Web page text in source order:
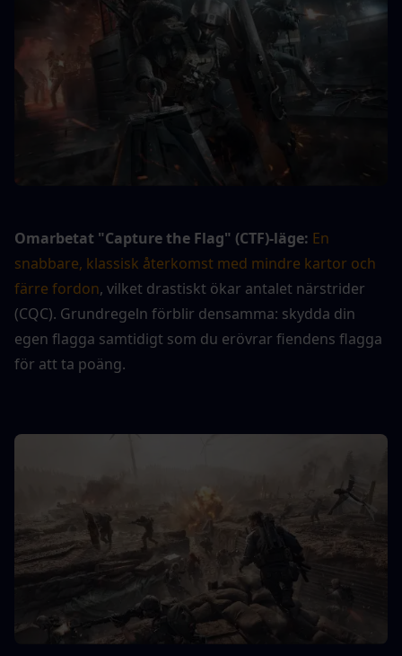
Omarbetat "Capture the Flag" (CTF)-läge: En
snabbare, klassisk återkomst med mindre kartor och
färre fordon, vilket drastiskt ökar antalet närstrider
(CQC). Grundregeln förblir densamma: skydda din
egen flagga samtidigt som du erövrar fiendens flagga
för att ta poäng.